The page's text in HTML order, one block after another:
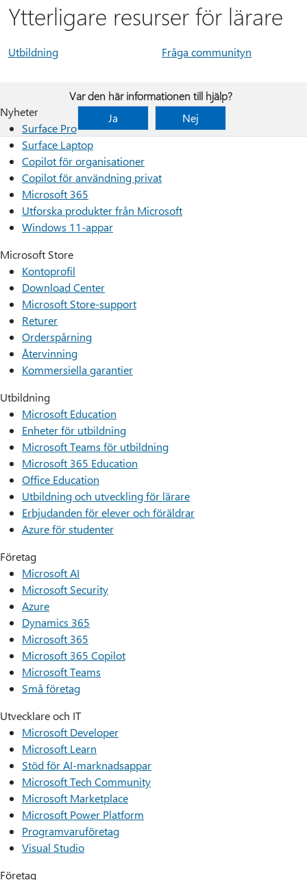
Ytterligare resurser för lärare
Utbildning Fråga communityn
Var den här informationen till hjälp?
Ja
Nej
Nyheter
Surface Pro
Surface Laptop
Copilot för organisationer
Copilot för användning privat
Microsoft 365
Utforska produkter från Microsoft
Windows 11-appar
Microsoft Store
Kontoprofil
Download Center
Microsoft Store-support
Returer
Orderspårning
Återvinning
Kommersiella garantier
Utbildning
Microsoft Education
Enheter för utbildning
Microsoft Teams för utbildning
Microsoft 365 Education
Office Education
Utbildning och utveckling för lärare
Erbjudanden för elever och föräldrar
Azure för studenter
Företag
Microsoft AI
Microsoft Security
Azure
Dynamics 365
Microsoft 365
Microsoft 365 Copilot
Microsoft Teams
Små företag
Utvecklare och IT
Microsoft Developer
Microsoft Learn
Stöd för AI-marknadsappar
Microsoft Tech Community
Microsoft Marketplace
Microsoft Power Platform
Programvaruföretag
Visual Studio
Företag